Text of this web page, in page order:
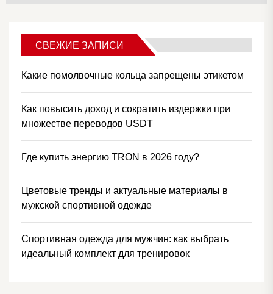
СВЕЖИЕ ЗАПИСИ
Какие помолвочные кольца запрещены этикетом
Как повысить доход и сократить издержки при
множестве переводов USDT
Где купить энергию TRON в 2026 году?
Цветовые тренды и актуальные материалы в
мужской спортивной одежде
Спортивная одежда для мужчин: как выбрать
идеальный комплект для тренировок